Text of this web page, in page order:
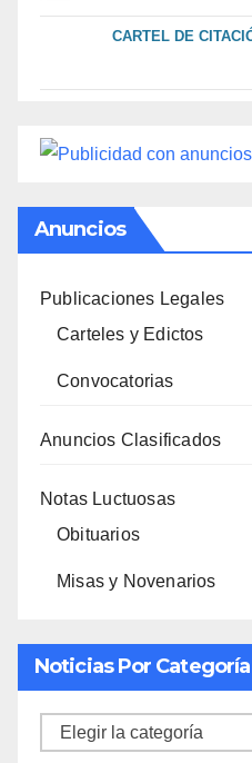
CARTEL DE
Anuncios
Publicaciones Legales
Carteles y Edictos
Convocatorias
Anuncios Clasificados
Notas Luctuosas
Obituarios
Misas y Novenarios
Noticias Por Categoría
Noticias